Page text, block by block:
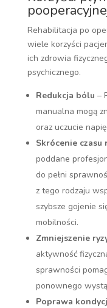
Rehabilitacja po
wiele korzyści
ich zdrowia
psychicznego.
Redukcja bólu –
manualna mogą
oraz uczucie
Skrócenie
poddane
do pełni
z tego rodzaju
szybsze gojenie
mobilności.
Zmniejszenie
aktywność
sprawności
ponownego
Poprawa